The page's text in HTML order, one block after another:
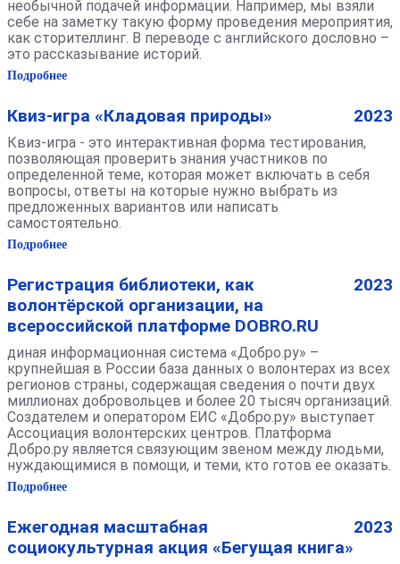
необычной подачей информации. Например, мы взяли
себе на заметку такую форму проведения мероприятия,
как сторителлинг. В переводе с английского дословно –
это рассказывание историй.
Подробнее
Квиз-игра «Кладовая природы» 2023
Квиз-игра - это интерактивная форма тестирования,
позволяющая проверить знания участников по
определенной теме, которая может включать в себя
вопросы, ответы на которые нужно выбрать из
предложенных вариантов или написать
самостоятельно.
Подробнее
Регистрация библиотеки, как
волонтёрской организации, на
всероссийской платформе DOBRO.RU
2023
диная информационная система «Добро.ру» –
крупнейшая в России база данных о волонтерах из всех
регионов страны, содержащая сведения о почти двух
миллионах добровольцев и более 20 тысяч организаций.
Создателем и оператором ЕИС «Добро.ру» выступает
Ассоциация волонтерских центров. Платформа
Добро.ру является связующим звеном между людьми,
нуждающимися в помощи, и теми, кто готов ее оказать.
Подробнее
Ежегодная масштабная
социокультурная акция «Бегущая книга»
2023